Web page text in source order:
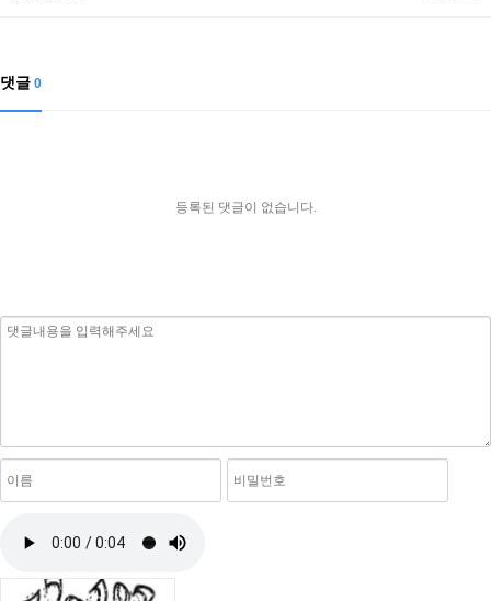
댓글 0
등록된 댓글이 없습니다.